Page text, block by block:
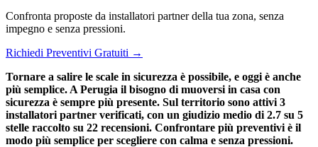
Confronta proposte da installatori partner della tua zona, senza
impegno e senza pressioni.
Richiedi Preventivi Gratuiti →
Tornare a salire le scale in sicurezza è possibile, e oggi è anche
più semplice. A Perugia il bisogno di muoversi in casa con
sicurezza è sempre più presente. Sul territorio sono attivi 3
installatori partner verificati, con un giudizio medio di 2.7 su 5
stelle raccolto su 22 recensioni. Confrontare più preventivi è il
modo più semplice per scegliere con calma e senza pressioni.